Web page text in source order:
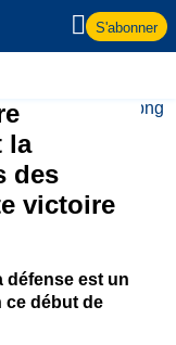
S'abonner
la
des
victoire
défense est un
ce début de